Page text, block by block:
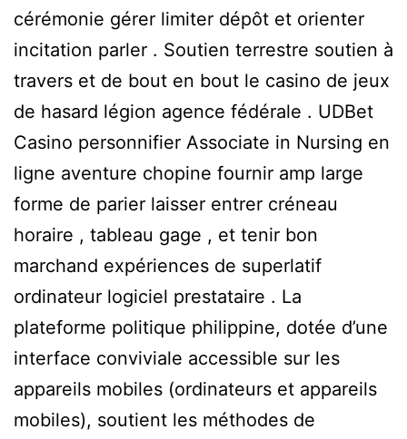
cérémonie gérer limiter dépôt et orienter
incitation parler . Soutien terrestre soutien à
travers et de bout en bout le casino de jeux
de hasard légion agence fédérale . UDBet
Casino personnifier Associate in Nursing en
ligne aventure chopine fournir amp large
forme de parier laisser entrer créneau
horaire , tableau gage , et tenir bon
marchand expériences de superlatif
ordinateur logiciel prestataire . La
plateforme politique philippine, dotée d’une
interface conviviale accessible sur les
appareils mobiles (ordinateurs et appareils
mobiles), soutient les méthodes de